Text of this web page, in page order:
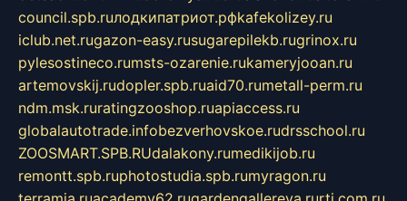
council.spb.ruлодкипатриот.рфkafekolizey.ru
iclub.net.rugazon-easy.rusugarepilekb.rugrinox.ru
pylesostineco.rumsts-ozarenie.rukameryjooan.ru
artemovskij.rudopler.spb.ruaid70.rumetall-perm.ru
ndm.msk.ruratingzooshop.ruapiaccess.ru
globalautotrade.infobezverhovskoe.rudrsschool.ru
ZOOSMART.SPB.RUdalakony.rumedikijob.ru
remontt.spb.ruphotostudia.spb.rumyragon.ru